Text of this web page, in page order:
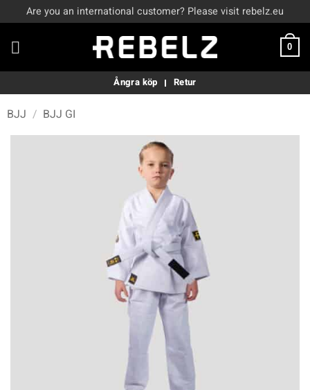
to
content
Are you an international customer? Please visit rebelz.eu
0
Ångra köp Retur
BJJ / BJJ GI